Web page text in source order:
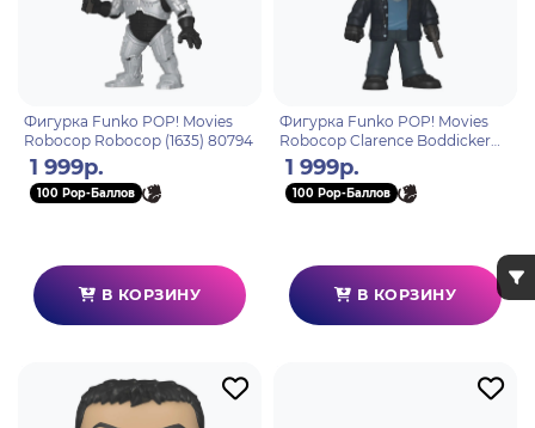
Фигурка Funko POP! Movies
Robocop Robocop (1635) 80794
1 999р.
100 Pop-Баллов
В КОРЗИНУ
Фигурка Funko POP! Movies
Robocop Clarence Boddicker
(1637) 80793
1 999р.
100 Pop-Баллов
В КОРЗИНУ